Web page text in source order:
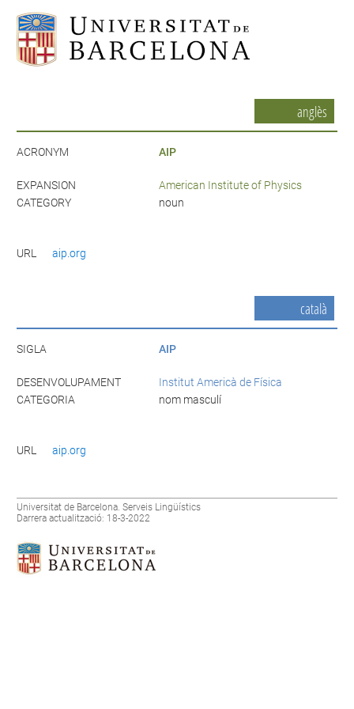
anglès
ACRONYM AIP
EXPANSION
American Institute of Physics
CATEGORY
noun
URL aip.org
català
SIGLA AIP
DESENVOLUPAMENT
Institut Americà de Física
CATEGORIA
nom masculí
URL aip.org
Universitat de Barcelona. Serveis Lingüístics
Darrera actualització: 18-3-2022